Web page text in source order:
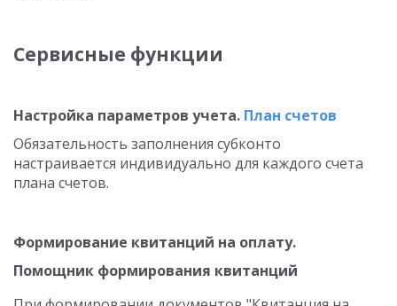
Сервисные функции
Настройка параметров учета. План счетов
Обязательность заполнения субконто
настраивается индивидуально для каждого счета
плана счетов.
Формирование квитанций на оплату.
Помощник формирования квитанций